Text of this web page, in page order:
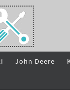
John Deere